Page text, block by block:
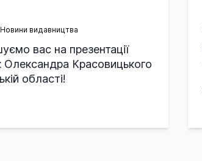
Новини видавництва
вас на презентації
Олександра Красовицького
області!